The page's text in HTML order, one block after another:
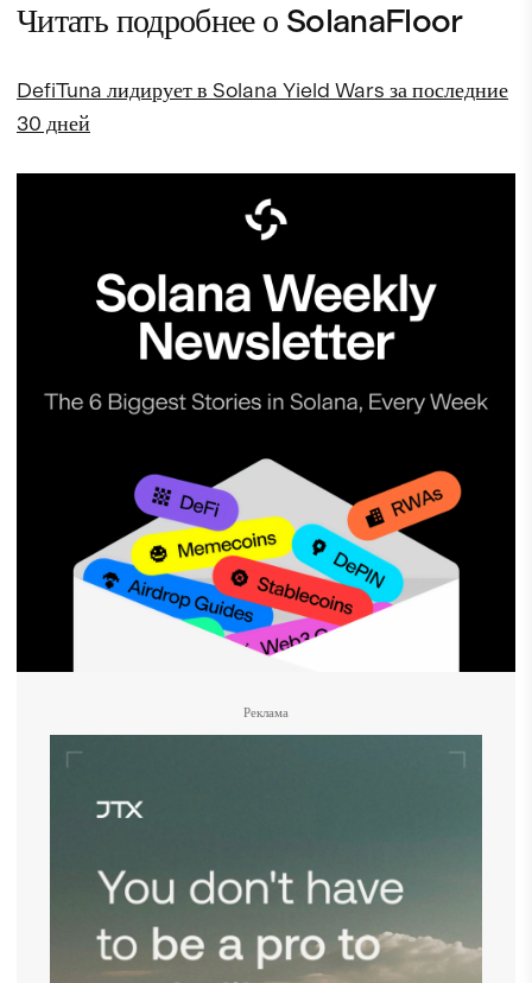
Читать подробнее о SolanaFloor
DefiTuna лидирует в Solana Yield Wars за последние
30 дней
Реклама